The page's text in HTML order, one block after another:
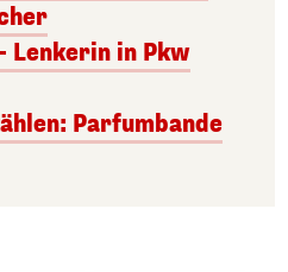
Lenkerin in Pkw
Parfumbande